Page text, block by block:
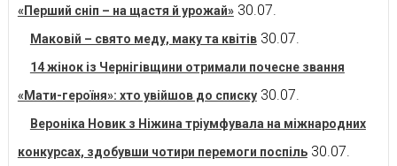
«Перший сніп – на щастя й урожай» 30.07.
Маковій – свято меду, маку та квітів 30.07.
14 жінок із Чернігівщини отримали почесне звання
«Мати-героїня»: хто увійшов до списку 30.07.
Вероніка Новик з Ніжина тріумфувала на міжнародних
конкурсах, здобувши чотири перемоги поспіль 30.07.